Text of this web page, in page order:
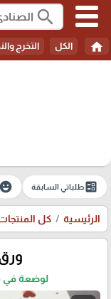
search
home الكل التخرج
ballotطلباتي السابقة emoji_emotions
الرئيسية كل
لوضعة في